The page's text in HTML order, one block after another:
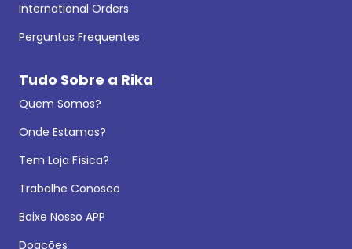
International Orders
Perguntas Frequentes
Tudo Sobre a Rika
Quem Somos?
Onde Estamos?
Tem Loja Física?
Trabalhe Conosco
Baixe Nosso APP
Doações